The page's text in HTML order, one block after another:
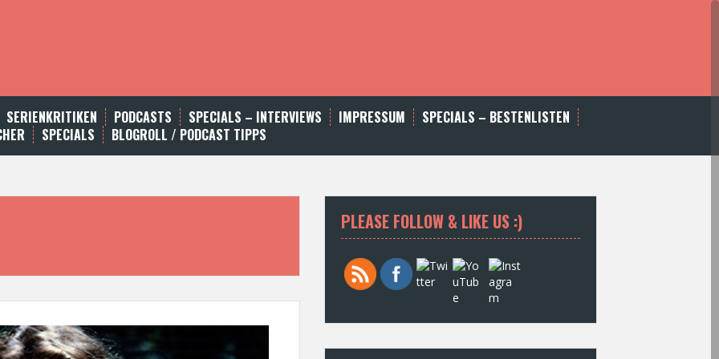
SERIENKRITIKEN PODCASTS SPECIALS – INTERVIEWS IMPRESSUM
SPECIALS – BESTENLISTEN
SPECIALS BLOGROLL / PODCAST TIPPS
PLEASE FOLLOW & LIKE US :)